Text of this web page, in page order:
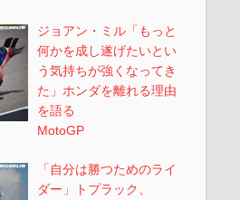
ジョアン・ミル「もっと
何かを成し遂げたいとい
う気持ちが強くなってき
た」ホンダを離れる理由
を語る
MotoGP
「自分は勝つためのライ
ダー」トプラック、